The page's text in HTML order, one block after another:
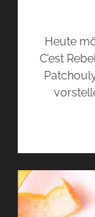
Heute
C’est